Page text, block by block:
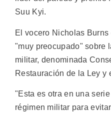
Suu Kyi.
El vocero Nicholas
"muy preocupado" sobre
militar, denominada
Restauración de la Ley y
"Esta es otra en una
régimen militar para